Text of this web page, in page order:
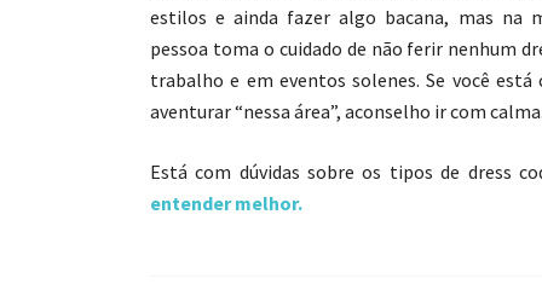
estilos e ainda fazer algo bacana, mas na
pessoa toma o cuidado de não ferir nenhum
trabalho e em eventos solenes. Se você está
aventurar “nessa área”, aconselho ir com
Está com dúvidas sobre os tipos de dress
entender melhor.